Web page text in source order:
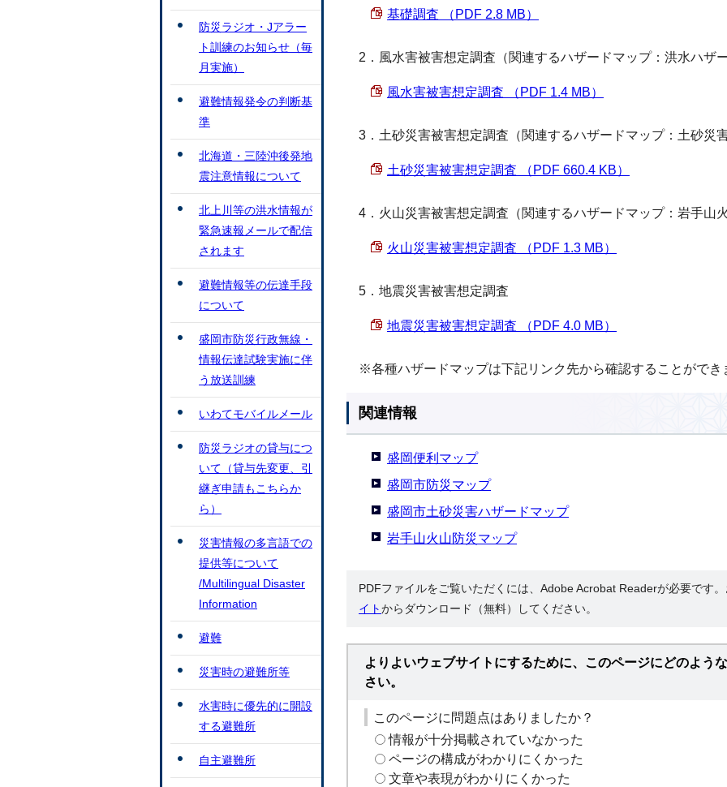
基礎調査 （PDF 2.8 MB）
2．風水害被害想定調査（関連するハザードマップ：洪水ハザ
風水害被害想定調査 （PDF 1.4 MB）
3．土砂災害被害想定調査（関連するハザードマップ：土砂災
土砂災害被害想定調査 （PDF 660.4 KB）
4．火山災害被害想定調査（関連するハザードマップ：岩手山
火山災害被害想定調査 （PDF 1.3 MB）
5．地震災害被害想定調査
地震災害被害想定調査 （PDF 4.0 MB）
※各種ハザードマップは下記リンク先から確認することができ
関連情報
盛岡便利マップ
盛岡市防災マップ
盛岡市土砂災害ハザードマップ
岩手山火山防災マップ
PDFファイルをご覧いただくには、Adobe Acrobat Readerが必要です
イトからダウンロード（無料）してください。
よりよいウェブサイトにするために、このページにどのよう
さい。
このページに問題点はありましたか？
情報が十分掲載されていなかった
ページの構成がわかりにくかった
文章や表現がわかりにくかった
防災ラジオ・Jアラー
ト訓練のお知らせ（毎
月実施）
避難情報発令の判断基
準
北海道・三陸沖後発地
震注意情報について
北上川等の洪水情報が
緊急速報メールで配信
されます
避難情報等の伝達手段
について
盛岡市防災行政無線・
情報伝達試験実施に伴
う放送訓練
いわてモバイルメール
防災ラジオの貸与につ
いて（貸与先変更、引
継ぎ申請もこちらか
ら）
災害情報の多言語での
提供等について
/Multilingual Disaster
Information
避難
災害時の避難所等
水害時に優先的に開設
する避難所
自主避難所